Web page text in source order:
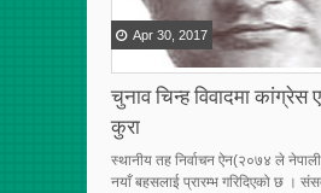
चुनाव चिन्ह विवादमा
कुरा
Apr 30 2017
स्थानीय तह निर्वाचन ऐन(२०७४ ले नेपाली
नयाँ बहसलाई प्रारम्भ गरिदिएको छ ।